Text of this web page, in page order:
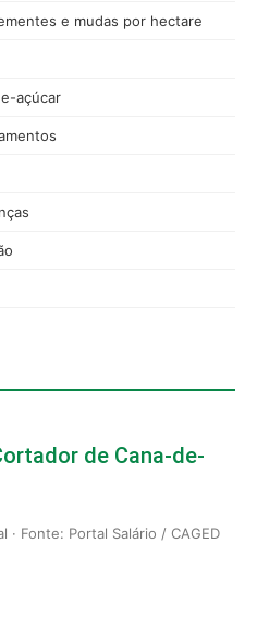
e mudas por hectare
açúcar
de Cana-de-
· Fonte: Portal Salário / CAGED